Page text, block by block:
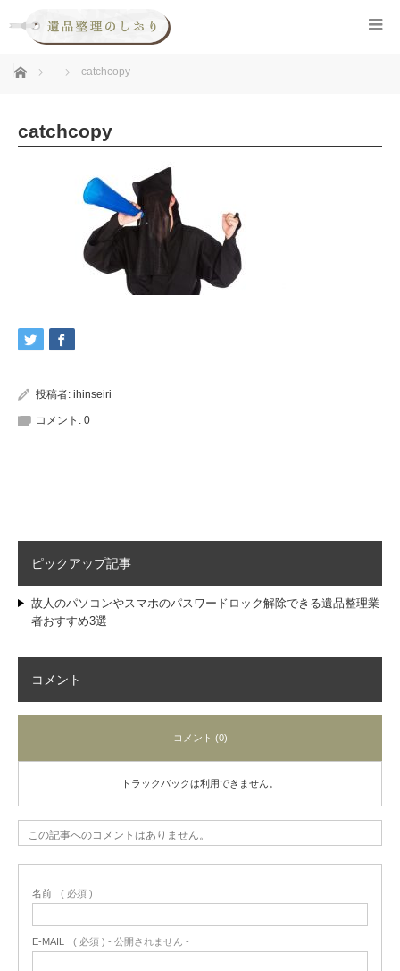
ホーム catchcopy
catchcopy
投稿者: ihinseiri
コメント: 0
ピックアップ記事
故人のパソコンやスマホのパスワードロック解除できる遺品整理業
者おすすめ3選
コメント
コメント (0)
トラックバックは利用できません。
この記事へのコメントはありません。
名前 ( 必須 )
E-MAIL ( 必須 ) - 公開されません -